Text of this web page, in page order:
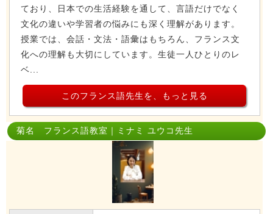
ており、日本での生活経験を通して、言語だけでなく
文化の違いや学習者の悩みにも深く理解があります。
授業では、会話・文法・語彙はもちろん、フランス文
化への理解も大切にしています。生徒一人ひとりのレ
ベ...
このフランス語先生を、もっと見る
菊名 フランス語教室｜ミナミ ユウコ先生